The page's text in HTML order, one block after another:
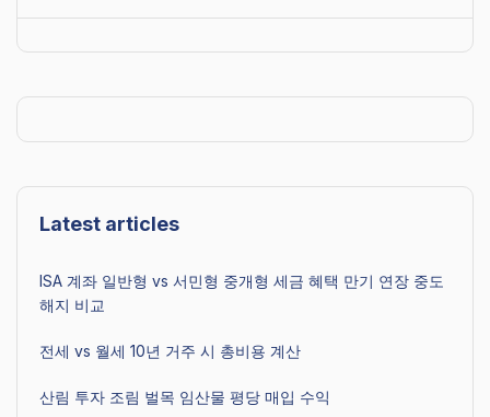
Latest articles
ISA 계좌 일반형 vs 서민형 중개형 세금 혜택 만기 연장 중도
해지 비교
전세 vs 월세 10년 거주 시 총비용 계산
산림 투자 조림 벌목 임산물 평당 매입 수익